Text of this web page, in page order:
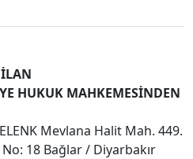
İLAN
HUKUK MAHKEMESİNDEN
Mevlana Halit Mah. 449.
18 Bağlar / Diyarbakır